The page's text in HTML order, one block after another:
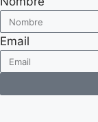
Email